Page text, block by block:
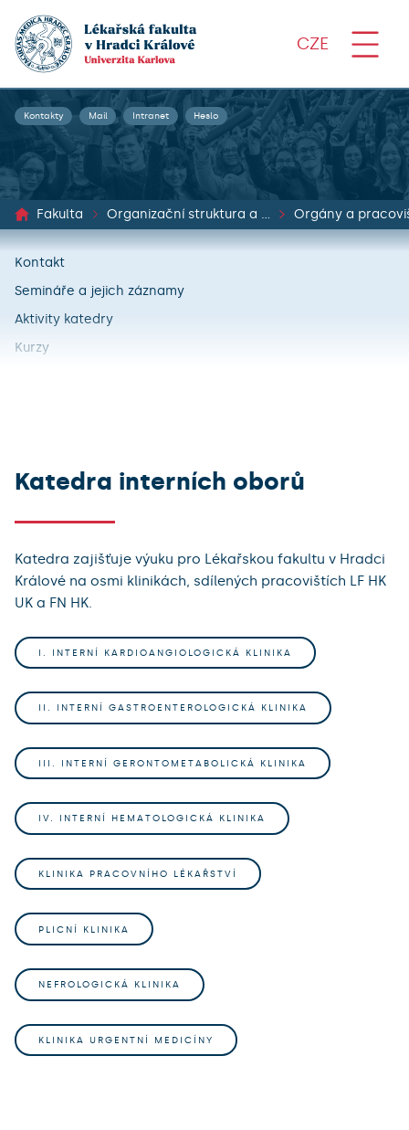
CZE
Kontakty Mail Intranet Heslo
Fakulta Organizační struktura a dokumenty Orgány a
Kontakt
Semináře a jejich záznamy
Aktivity katedry
Kurzy
Katedra interních oborů
Katedra zajišťuje výuku pro Lékařskou fakultu v Hradci
Králové na osmi klinikách, sdílených pracovištích LF HK
UK a FN HK.
I. INTERNÍ KARDIOANGIOLOGICKÁ KLINIKA
II. INTERNÍ GASTROENTEROLOGICKÁ KLINIKA
III. INTERNÍ GERONTOMETABOLICKÁ KLINIKA
IV. INTERNÍ HEMATOLOGICKÁ KLINIKA
KLINIKA PRACOVNÍHO LÉKAŘSTVÍ
PLICNÍ KLINIKA
NEFROLOGICKÁ KLINIKA
KLINIKA URGENTNÍ MEDICÍNY